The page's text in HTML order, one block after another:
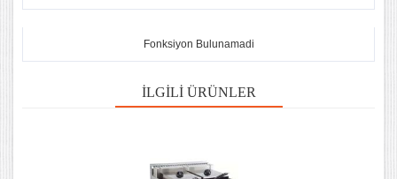
Fonksiyon Bulunamadi
İLGILI ÜRÜNLER